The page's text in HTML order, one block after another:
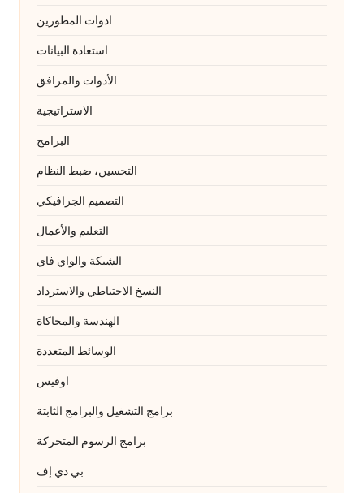
ادوات المطورين
استعادة البيانات
الأدوات والمرافق
الاستراتيجية
البرامج
التحسين، ضبط النظام
التصميم الجرافيكي
التعليم والأعمال
الشبكة والواي فاي
النسخ الاحتياطي والاسترداد
الهندسة والمحاكاة
الوسائط المتعددة
اوفيس
برامج التشغيل والبرامج الثابتة
برامج الرسوم المتحركة
بي دي إف